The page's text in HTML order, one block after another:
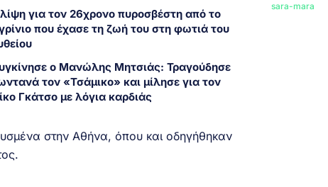
για τον 26χρονο πυροσβέστη από το
που έχασε τη ζωή του στη φωτιά του
ο Μανώλης Μητσιάς: Τραγούδησε
τον «Τσάμικο» και μίλησε για τον
Γκάτσο με λόγια καρδιάς
στην Αθήνα, όπου και οδηγήθηκαν
sara-mara